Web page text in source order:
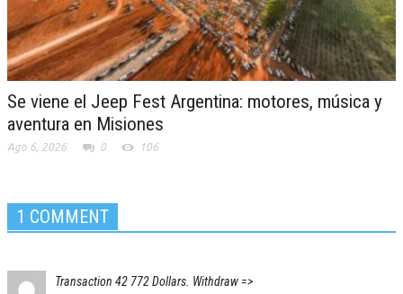
Se viene el Jeep Fest Argentina: motores, música y
aventura en Misiones
Ago 6, 2026 0 106
1 COMMENT
Transaction 42 772 Dollars. Withdrаw =>